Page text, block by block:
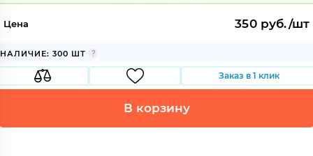
Цена 350 руб./шт
НАЛИЧИЕ: 300 ШТ
Заказ в 1 клик
В корзину